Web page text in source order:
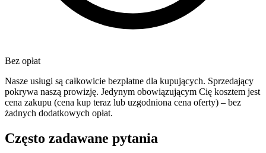
Bez opłat
Nasze usługi są całkowicie bezpłatne dla kupujących. Sprzedający
pokrywa naszą prowizję. Jedynym obowiązującym Cię kosztem jest
cena zakupu (cena kup teraz lub uzgodniona cena oferty) – bez
żadnych dodatkowych opłat.
Często zadawane pytania